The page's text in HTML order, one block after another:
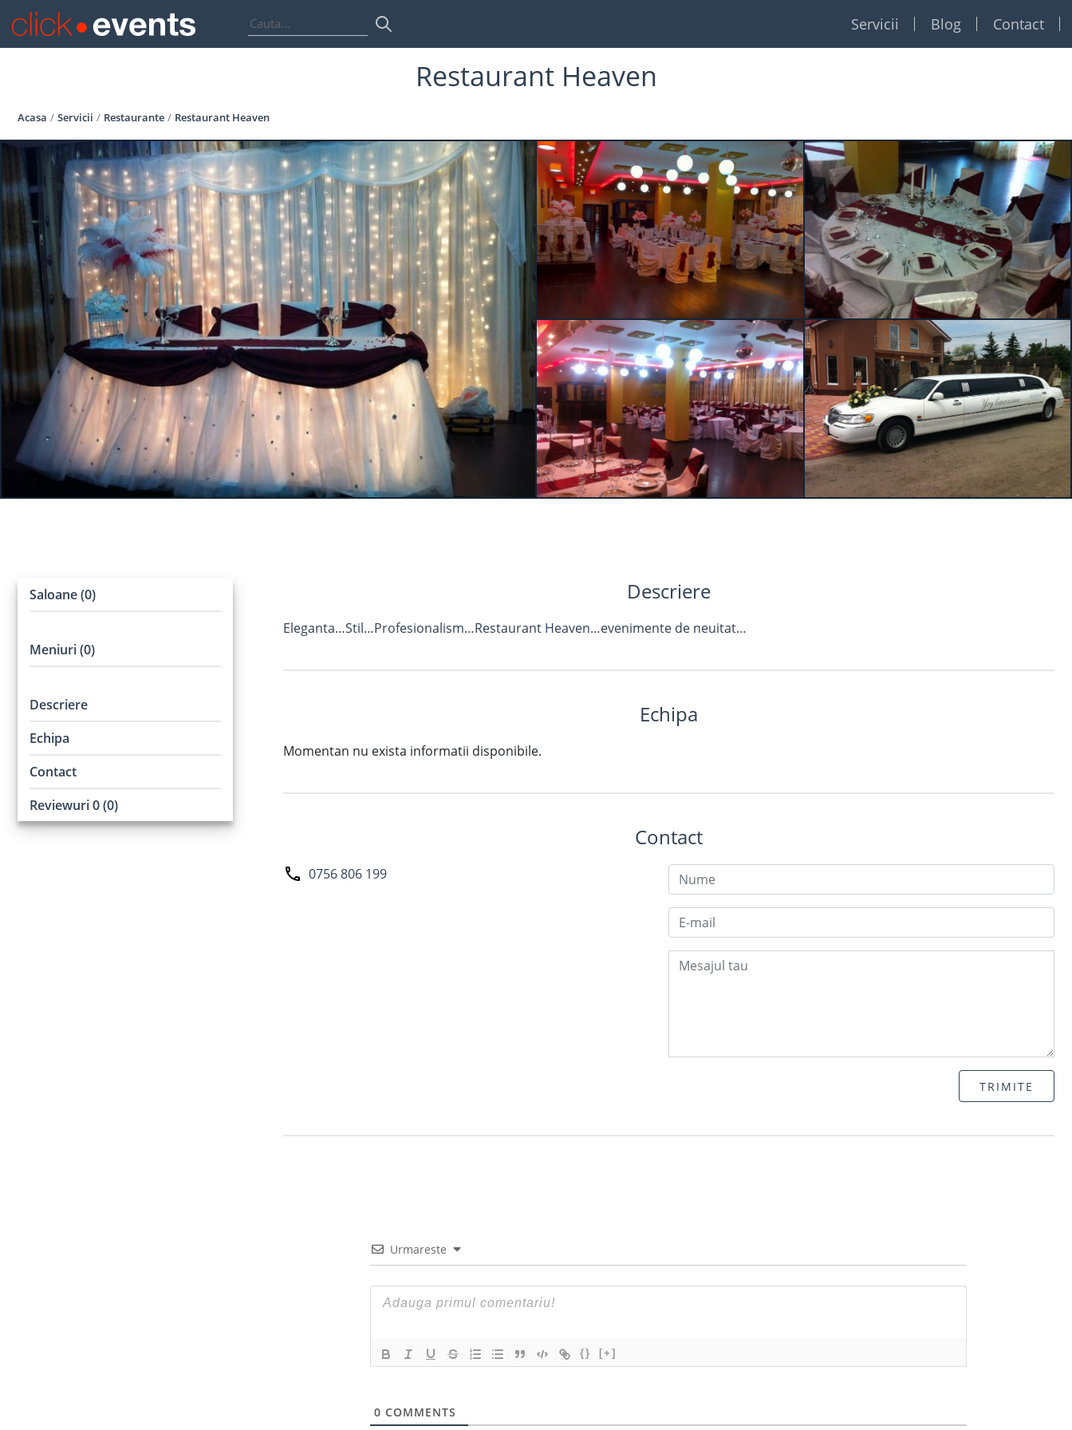
Servicii
Foto Video
Dj
Event planner
Blog Contact
Restaurant Heaven
Acasa Servicii Restaurante Restaurant Heaven
Saloane (0)
Meniuri (0)
Descriere
Echipa
Contact
Reviewuri 0 (0)
Descriere
Eleganta…Stil…Profesionalism…Restaurant Heaven…evenimente de neuitat…
Echipa
Momentan nu exista informatii disponibile.
Contact
0756 806 199
TRIMITE
Urmareste
{} [+]
0 COMMENTS